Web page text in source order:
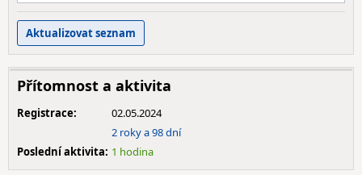
Přítomnost a aktivita
Registrace:
02.05.2024
2 roky a 98 dní
Poslední aktivita: 1 hodina